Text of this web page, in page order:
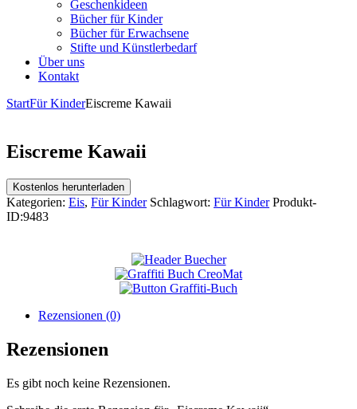
Geschenkideen
Bücher für Kinder
Bücher für Erwachsene
Stifte und Künstlerbedarf
Über uns
Kontakt
StartFür KinderEiscreme Kawaii
Eiscreme Kawaii
Kostenlos herunterladen
Kategorien: Eis, Für Kinder Schlagwort: Für Kinder Produkt-
ID:9483
Rezensionen (0)
Rezensionen
Es gibt noch keine Rezensionen.